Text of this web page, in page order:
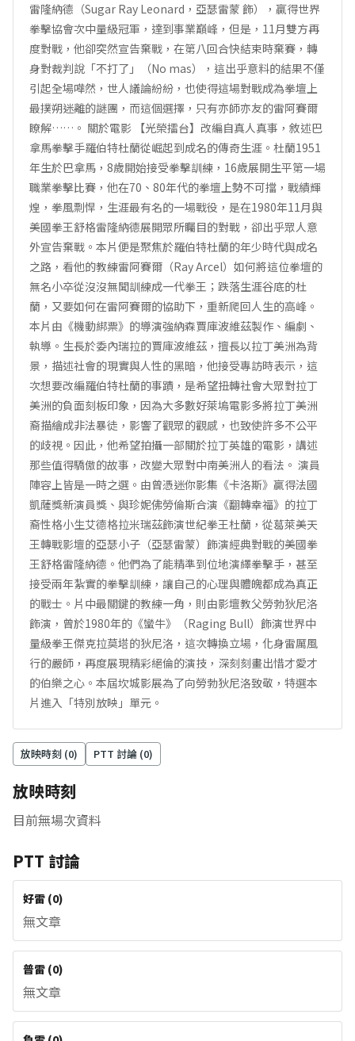
雷隆納德（Sugar Ray Leonard，亞瑟雷蒙 飾），贏得世界
拳擊協會次中量級冠軍，達到事業巔峰，但是，11月雙方再
度對戰，他卻突然宣告棄戰，在第八回合快結束時棄賽，轉
身對裁判說「不打了」（No mas），這出乎意料的結果不僅
引起全場嘩然，世人議論紛紛，也使得這場對戰成為拳壇上
最撲朔迷離的謎團，而這個選擇，只有亦師亦友的雷阿賽爾
瞭解……。 關於電影 【光榮擂台】改編自真人真事，敘述巴
拿馬拳擊手羅伯特杜蘭從崛起到成名的傳奇生涯。杜蘭1951
年生於巴拿馬，8歲開始接受拳擊訓練，16歲展開生平第一場
職業拳擊比賽，他在70、80年代的拳壇上勢不可擋，戰績輝
煌，拳風剽悍，生涯最有名的一場戰役，是在1980年11月與
美國拳王舒格雷隆納德展開眾所矚目的對戰，卻出乎眾人意
外宣告棄戰。本片便是聚焦於羅伯特杜蘭的年少時代與成名
之路，看他的教練雷阿賽爾（Ray Arcel）如何將這位拳壇的
無名小卒從沒沒無聞訓練成一代拳王；跌落生涯谷底的杜
蘭，又要如何在雷阿賽爾的協助下，重新爬回人生的高峰。
本片由《機動綁票》的導演強納森賈庫波維茲製作、編劇、
執導。生長於委內瑞拉的賈庫波維茲，擅長以拉丁美洲為背
景，描述社會的現實與人性的黑暗，他接受專訪時表示，這
次想要改編羅伯特杜蘭的事蹟，是希望扭轉社會大眾對拉丁
美洲的負面刻板印象，因為大多數好萊塢電影多將拉丁美洲
裔描繪成非法暴徒，影響了觀眾的觀感，也致使許多不公平
的歧視。因此，他希望拍攝一部關於拉丁英雄的電影，講述
那些值得驕傲的故事，改變大眾對中南美洲人的看法。 演員
陣容上皆是一時之選。由曾憑迷你影集《卡洛斯》贏得法國
凱薩獎新演員獎、與珍妮佛勞倫斯合演《翻轉幸福》的拉丁
裔性格小生艾德格拉米瑞茲飾演世紀拳王杜蘭，從葛萊美天
王轉戰影壇的亞瑟小子（亞瑟雷蒙）飾演經典對戰的美國拳
王舒格雷隆納德。他們為了能精準到位地演繹拳擊手，甚至
接受兩年紮實的拳擊訓練，讓自己的心理與體魄都成為真正
的戰士。片中最關鍵的教練一角，則由影壇教父勞勃狄尼洛
飾演，曾於1980年的《蠻牛》（Raging Bull）飾演世界中
量級拳王傑克拉莫塔的狄尼洛，這次轉換立場，化身雷厲風
行的嚴師，再度展現精彩絕倫的演技，深刻刻畫出惜才愛才
的伯樂之心。本屆坎城影展為了向勞勃狄尼洛致敬，特選本
片進入「特別放映」單元。
放映時刻 (0) PTT 討論 (0)
放映時刻
目前無場次資料
PTT 討論
好雷 (0)
無文章
普雷 (0)
無文章